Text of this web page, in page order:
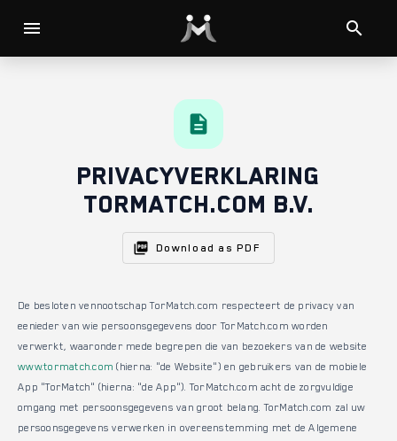
menu search
description
Privacyverklaring
TorMatch.com B.V.
picture_as_pdf Download as PDF
De besloten vennootschap TorMatch.com respecteert de privacy van
eenieder van wie persoonsgegevens door TorMatch.com worden
verwerkt, waaronder mede begrepen die van bezoekers van de website
www.tormatch.com (hierna: "de Website") en gebruikers van de mobiele
App "TorMatch" (hierna: "de App"). TorMatch.com acht de zorgvuldige
omgang met persoonsgegevens van groot belang. TorMatch.com zal uw
persoonsgegevens verwerken in overeenstemming met de Algemene